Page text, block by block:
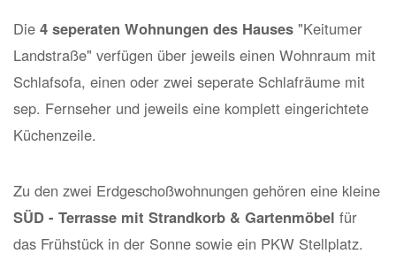
Die 4 seperaten Wohnungen des Hauses "Keitumer
Landstraße" verfügen über jeweils einen Wohnraum mit
Schlafsofa, einen oder zwei seperate Schlafräume mit
sep. Fernseher und jeweils eine komplett eingerichtete
Küchenzeile.
Zu den zwei Erdgeschoßwohnungen gehören eine kleine
SÜD - Terrasse mit Strandkorb & Gartenmöbel für
das Frühstück in der Sonne sowie ein PKW Stellplatz.